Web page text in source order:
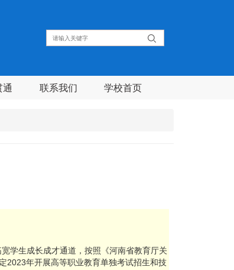
联系我们 学校首页
学生成长成才通道，按照《河南省教育厅关
2023年开展高等职业教育单独考试招生和技